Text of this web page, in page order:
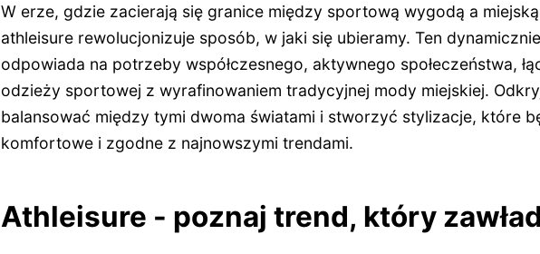
W erze, gdzie zacierają się granice między sportową wygodą a
athleisure rewolucjonizuje sposób, w jaki się ubieramy. Ten
odpowiada na potrzeby współczesnego, aktywnego społeczeństwa,
odzieży sportowej z wyrafinowaniem tradycyjnej mody miejskiej.
balansować między tymi dwoma światami i stworzyć stylizacje, które
komfortowe i zgodne z najnowszymi trendami.
Athleisure - poznaj trend, który